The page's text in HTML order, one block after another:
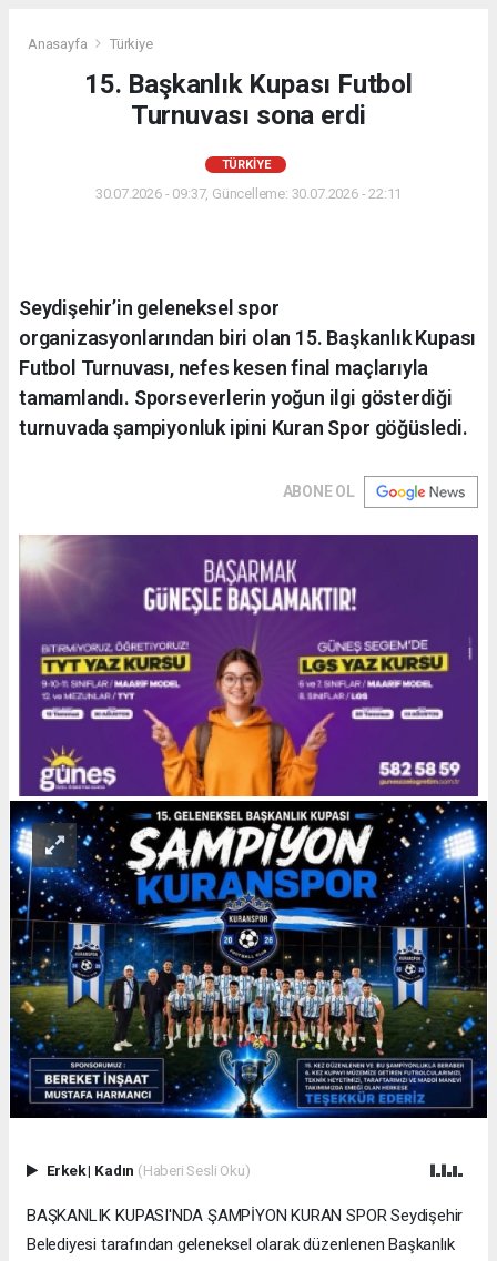
Anasayfa Türkiye
15. Başkanlık Kupası Futbol
Turnuvası sona erdi
TÜRKIYE
30.07.2026 - 09:37, Güncelleme: 30.07.2026 - 22:11
Seydişehir’in geleneksel spor
organizasyonlarından biri olan 15. Başkanlık Kupası
Futbol Turnuvası, nefes kesen final maçlarıyla
tamamlandı. Sporseverlerin yoğun ilgi gösterdiği
turnuvada şampiyonluk ipini Kuran Spor göğüsledi.
ABONE OL
Erkek| Kadın (Haberi Sesli Oku)
BAŞKANLIK KUPASI'NDA ŞAMPİYON KURAN SPOR Seydişehir
Belediyesi tarafından geleneksel olarak düzenlenen Başkanlık